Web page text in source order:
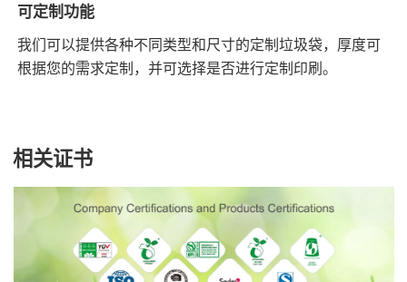
可定制功能
我们可以提供各种不同类型和尺寸的定制垃圾袋，厚度可
根据您的需求定制，并可选择是否进行定制印刷。
相关证书